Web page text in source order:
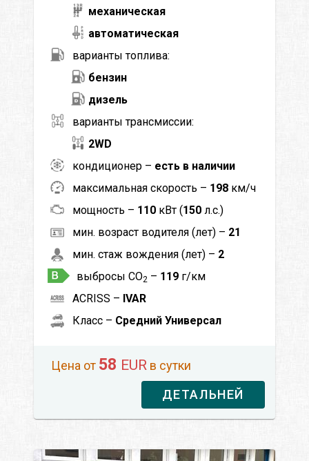
механическая
автоматическая
варианты топлива:
бензин
дизель
варианты трансмиссии:
2WD
кондиционер – есть в наличии
максимальная скорость – 198 км/ч
мощность – 110 кВт (150 л.с.)
мин. возраст водителя (лет) – 21
мин. стаж вождения (лет) – 2
выбросы CO2 – 119 г/км
ACRISS – IVAR
Класс – Средний Универсал
Цена от 58 EUR в сутки
ДЕТАЛЬНЕЙ